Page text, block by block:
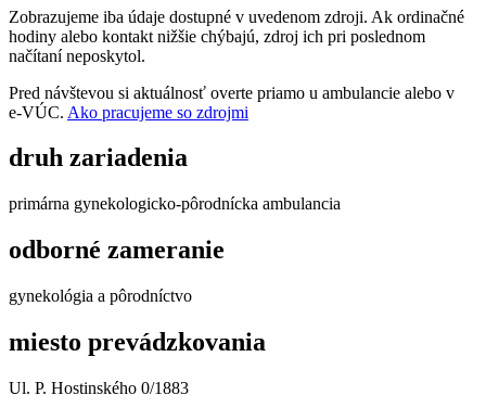
Zobrazujeme iba údaje dostupné v uvedenom zdroji. Ak ordinačné
hodiny alebo kontakt nižšie chýbajú, zdroj ich pri poslednom
načítaní neposkytol.
Pred návštevou si aktuálnosť overte priamo u ambulancie alebo v
e‑VÚC. Ako pracujeme so zdrojmi
druh zariadenia
primárna gynekologicko-pôrodnícka ambulancia
odborné zameranie
gynekológia a pôrodníctvo
miesto prevádzkovania
Ul. P. Hostinského 0/1883